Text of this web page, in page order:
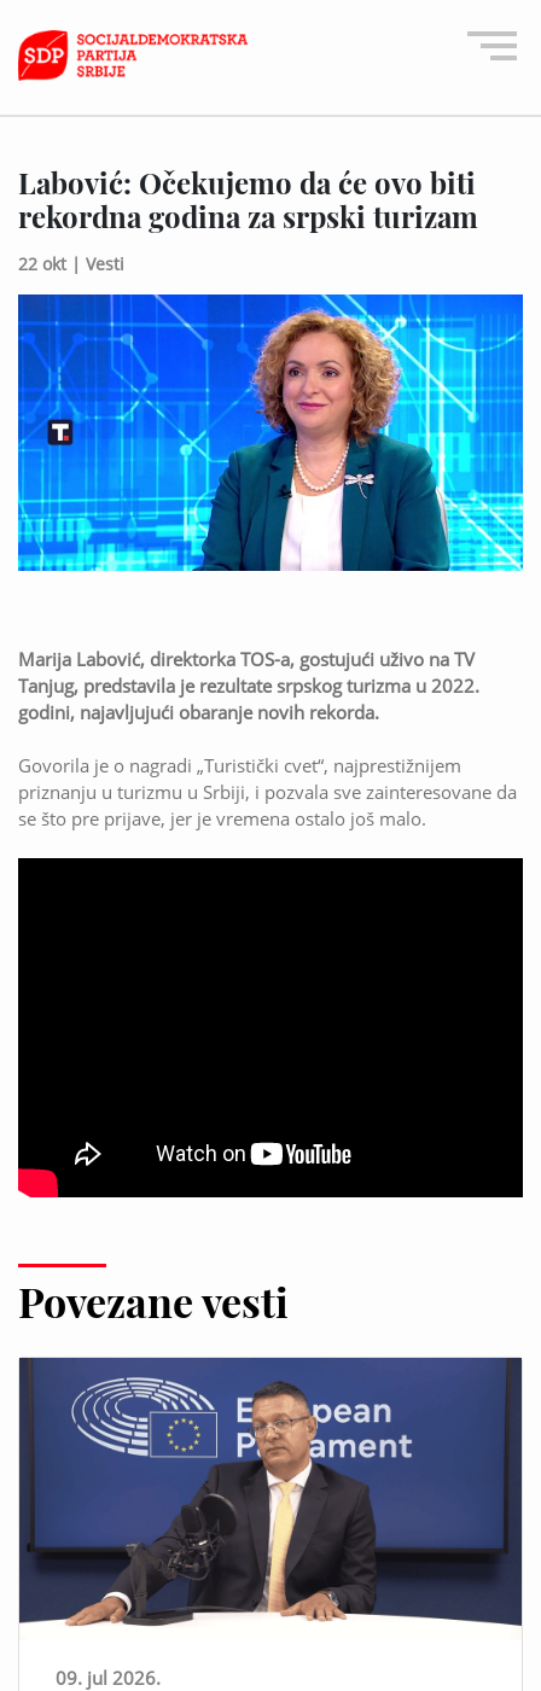
Labović: Očekujemo da će ovo biti
rekordna godina za srpski turizam
22 okt | Vesti
Marija Labović, direktorka TOS-a, gostujući uživo na TV
Tanjug, predstavila je rezultate srpskog turizma u 2022.
godini, najavljujući obaranje novih rekorda.
Govorila je o nagradi „Turistički cvet“, najprestižnijem
priznanju u turizmu u Srbiji, i pozvala sve zainteresovane da
se što pre prijave, jer je vremena ostalo još malo.
Povezane vesti
09. jul 2026.